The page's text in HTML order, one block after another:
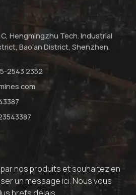
C, Hengmingzhu Tech. Industrial
Bao'an District, Shenzhen,
2543 2352
nos produits et souhaitez en
un message ici. Nous vous
brefs délais.